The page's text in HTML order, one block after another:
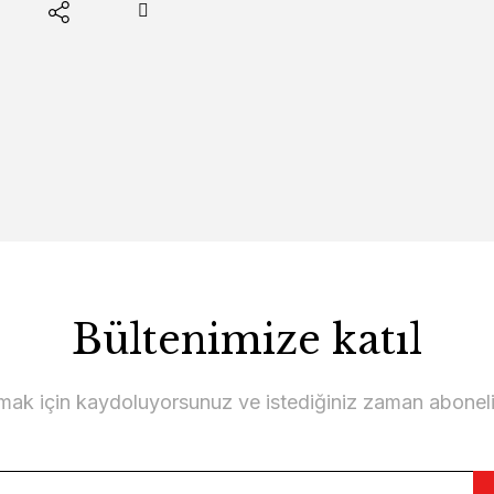
Bültenimize katıl
için kaydoluyorsunuz ve istediğiniz zaman